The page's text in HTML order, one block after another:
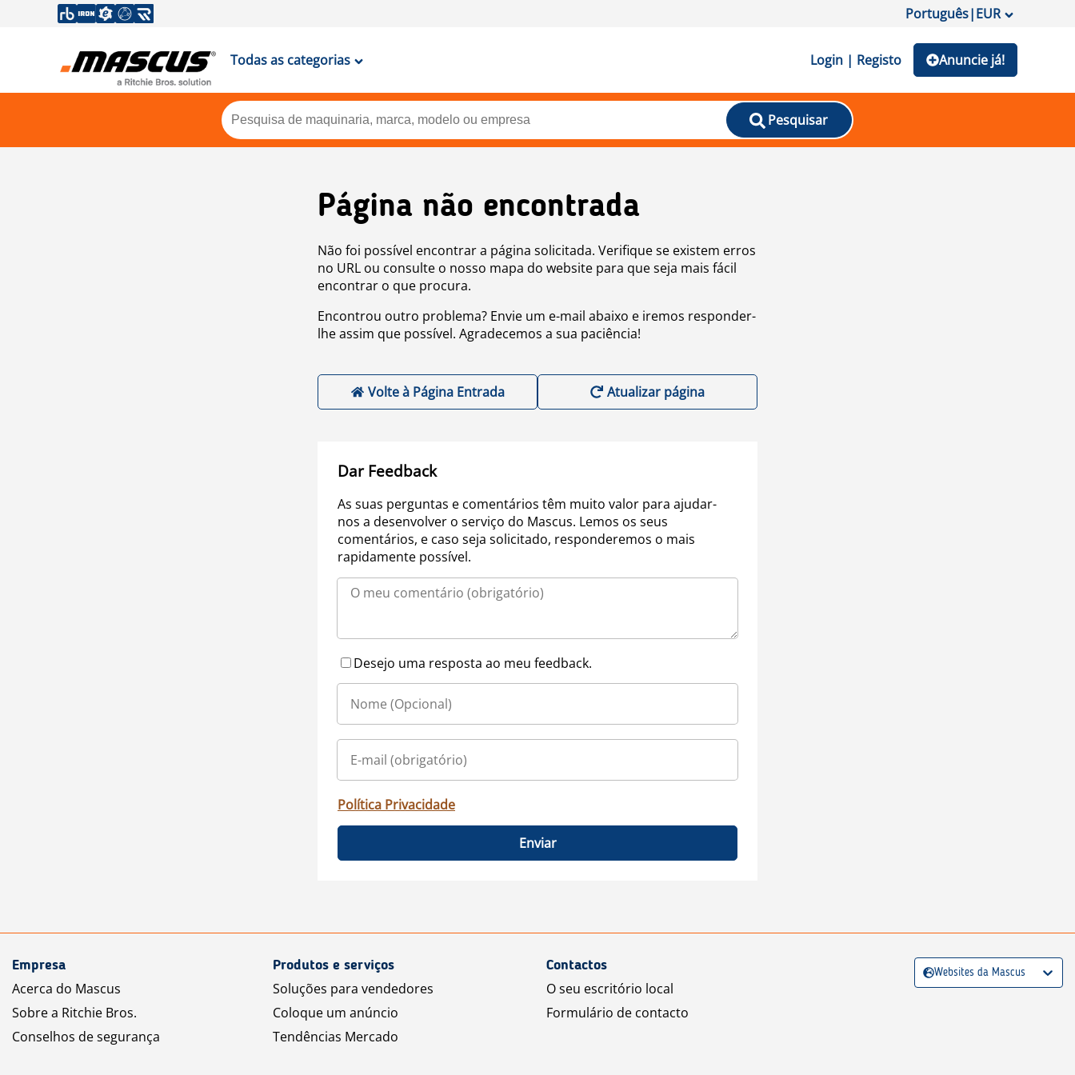
Português|EUR
Todas as categorias Login | Registo Anuncie já!
Pesquisar
Página não encontrada
Não foi possível encontrar a página solicitada. Verifique se existem erros
no URL ou consulte o nosso mapa do website para que seja mais fácil
encontrar o que procura.
Encontrou outro problema? Envie um e-mail abaixo e iremos responder-
lhe assim que possível. Agradecemos a sua paciência!
Volte à Página Entrada Atualizar página
Dar Feedback
As suas perguntas e comentários têm muito valor para ajudar-
nos a desenvolver o serviço do Mascus. Lemos os seus
comentários, e caso seja solicitado, responderemos o mais
rapidamente possível.
Desejo uma resposta ao meu feedback.
Política Privacidade
Enviar
Empresa
Acerca do Mascus
Sobre a Ritchie Bros.
Conselhos de segurança
Produtos e serviços
Soluções para vendedores
Coloque um anúncio
Tendências Mercado
Contactos
O seu escritório local
Formulário de contacto
Websites da Mascus